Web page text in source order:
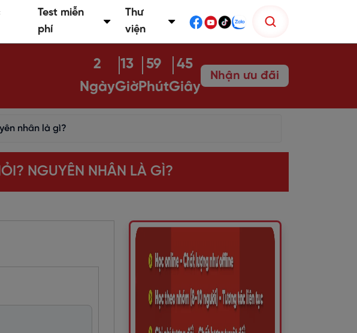
Test miễn
phí
Thư
viện
2
Ngày
13
Giờ
59
Phút
43
Giây
Nhận ưu đãi
nhân là gì?
NGUYÊN NHÂN LÀ GÌ?